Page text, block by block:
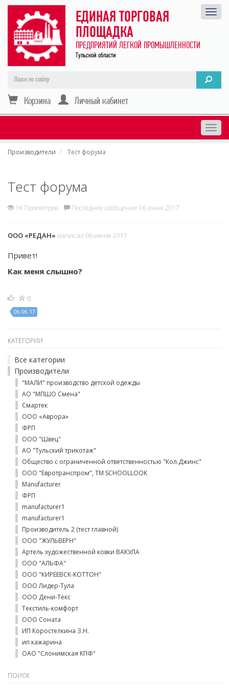
ЕДИНАЯ ТОРГОВАЯ
ПЛОЩАДКА
ПРЕДПРИЯТИЙ ЛЕГКОЙ ПРОМЫШЛЕННОСТИ
Тульской области
Корзина Личный кабинет
Производители Тест форума
Тест форума
1K Просмотров Последнее сообщение 06 июня 2017
ООО «РЕДАН» написал 06 июня 2017
Привет!
Как меня слышно?
0
06.06.17
КАТЕГОРИИ
Все категории
Производители
"МАЛИ" производство детской одежды
АО "МПШО Смена"
Смартек
ООО «Аврора»
ФРП
ООО "Швец"
АО "Тульский трикотаж"
Общество с ограниченной ответственностью "Кол.Джинс"
ООО "Евротранспром", ТМ SCHOOLLOOK
Manufacturer
ФРП
manufacturer1
manufacturer1
Производитель 2 (тест главной)
ООО "ЖУЛЬВЕРН"
Артель художественной ковки ВАКУЛА
ООО "АЛЬФА"
ООО "КИРЕЕВСК-КОТТОН"
ООО Лидер-Тула
ООО Дени-Текс
Текстиль-комфорт
ООО Соната
ИП Коростелкина З.Н.
ип кажарина
ОАО "Слонимская КПФ"
ПОИСК